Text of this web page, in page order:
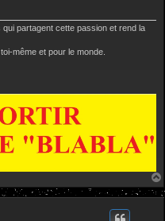
partagent cette passion et rend la
même et pour le monde.